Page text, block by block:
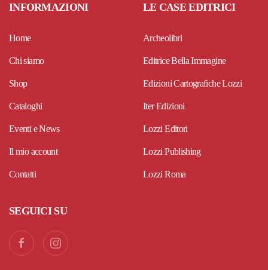
INFORMAZIONI
Home
Chi siamo
Shop
Cataloghi
Eventi e News
Il mio account
Contatti
LE CASE EDITRICI
Archeolibri
Editrice Bella Immagine
Edizioni Cartografiche Lozzi
Iter Edizioni
Lozzi Editori
Lozzi Publishing
Lozzi Roma
SEGUICI SU